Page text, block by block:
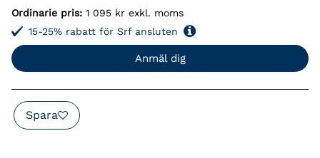
Ordinarie pris: 1 095 kr exkl. moms
15-25% rabatt för Srf ansluten
Anmäl dig
Spara